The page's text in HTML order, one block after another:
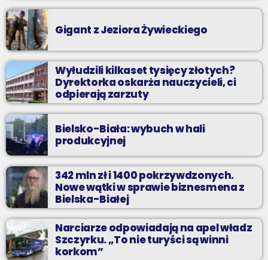
Gigant z Jeziora Żywieckiego
Wyłudzili kilkaset tysięcy złotych?
Dyrektorka oskarża nauczycieli, ci
odpierają zarzuty
Bielsko-Biała: wybuch w hali
produkcyjnej
342 mln zł i 1400 pokrzywdzonych.
Nowe wątki w sprawie biznesmena z
Bielska-Białej
Narciarze odpowiadają na apel władz
Szczyrku. „To nie turyści są winni
korkom”